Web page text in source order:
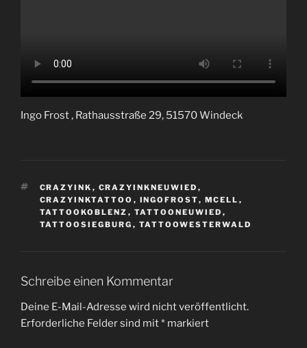
Ingo Frost , Rathausstraße 29, 51570 Windeck
SCHLAGWÖRTER
CRAZYINK , CRAZYINKNEUWIED ,
CRAZYINKTATTOO , INGOFROST, MCELL ,
TATTOOKOBLENZ , TATTOONEUWIED ,
TATTOOSIEGBURG , TATTOOWESTERWALD
Schreibe einen Kommentar
Deine E-Mail-Adresse wird nicht veröffentlicht.
Erforderliche Felder sind mit* markiert